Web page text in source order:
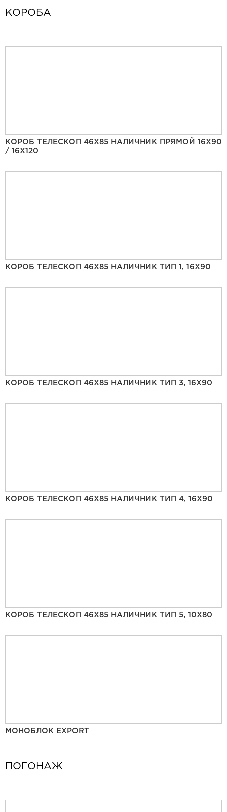
КОРОБА
КОРОБ ТЕЛЕСКОП 46Х85 НАЛИЧНИК ПРЯМОЙ 16Х90
/ 16Х120
КОРОБ ТЕЛЕСКОП 46Х85 НАЛИЧНИК ТИП 1, 16Х90
КОРОБ ТЕЛЕСКОП 46Х85 НАЛИЧНИК ТИП 3, 16Х90
КОРОБ ТЕЛЕСКОП 46Х85 НАЛИЧНИК ТИП 4, 16Х90
КОРОБ ТЕЛЕСКОП 46Х85 НАЛИЧНИК ТИП 5, 10Х80
МОНОБЛОК EXPORT
ПОГОНАЖ